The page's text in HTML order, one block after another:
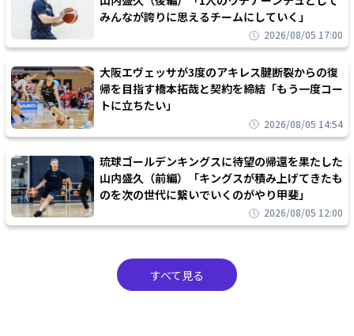
みんなが誇りに思えるチームにしていく」
2026/08/05 17:00
大阪エヴェッサが3度のアキレス腱断裂からの復
帰を目指す橋本拓哉と契約を締結「もう一度コー
トに立ちたい」
2026/08/05 14:54
琉球ゴールデンキングスに待望の帰還を果たした
山内盛久（前編）「キングスが積み上げてきたも
のを次の世代に繋いでいくのがやり甲斐」
2026/08/05 12:00
すべて見る